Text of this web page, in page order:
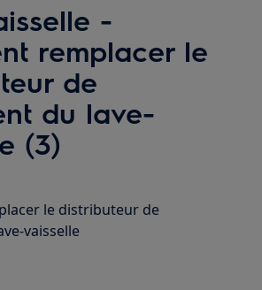
-
remplacer le
de
du lave-
(3)
le distributeur de
vaisselle